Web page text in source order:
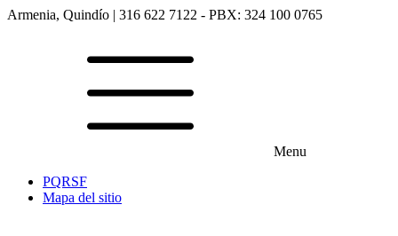
Armenia, Quindío | 316 622 7122 - PBX: 324 100 0765
Menu
PQRSF
Mapa del sitio